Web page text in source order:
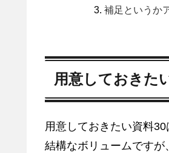
補足というか
用意しておきた
用意しておきたい資料30
結構なボリュームです